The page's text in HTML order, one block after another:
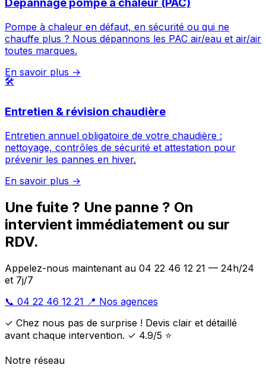
Pompe à chaleur en défaut, en sécurité ou qui ne
chauffe plus ? Nous dépannons les PAC air/eau et air/air
toutes marques.
En savoir plus →
🛠️
Entretien & révision chaudière
Entretien annuel obligatoire de votre chaudière :
nettoyage, contrôles de sécurité et attestation pour
prévenir les pannes en hiver.
En savoir plus →
Une fuite ? Une panne ? On
intervient immédiatement ou sur
RDV.
Appelez-nous maintenant au 04 22 46 12 21 — 24h/24
et 7j/7
📞 04 22 46 12 21 📍 Nos agences
✓ Chez nous pas de surprise ! Devis clair et détaillé
avant chaque intervention. ✓ 4.9/5 ⭐
Notre réseau